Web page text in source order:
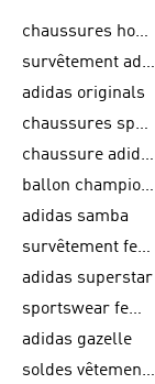
chaussures homme adidas original
survêtement adidas homme
adidas originals
chaussures sport adidas
chaussure adidas original
ballon champions league
adidas samba
survêtement femme adidas
adidas superstar
sportswear femme
adidas gazelle
soldes vêtements homme